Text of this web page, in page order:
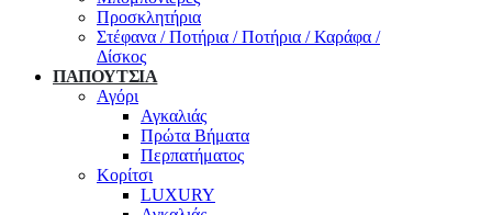
Προσκλητήρια
Στέφανα / Ποτήρια / Ποτήρια / Καράφα /
Δίσκος
ΠΑΠΟΥΤΣΙΑ
Αγόρι
Αγκαλιάς
Πρώτα Βήματα
Περπατήματος
Κορίτσι
LUXURY